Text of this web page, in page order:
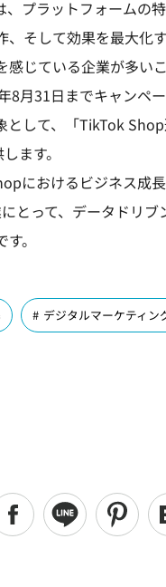
プラットフォームの
そして効果を最大化
じている企業が多い
8月31日までキャンペ
して、「TikTok
ます。
におけるビジネス成
とって、データドリ
。
デジタルマーケティン